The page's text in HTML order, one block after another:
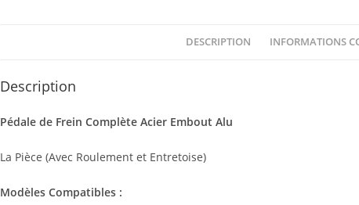
DESCRIPTION INFORMATIONS
Description
Pédale de Frein Complète Acier Embout Alu
La Pièce (Avec Roulement et Entretoise)
Modèles Compatibles :